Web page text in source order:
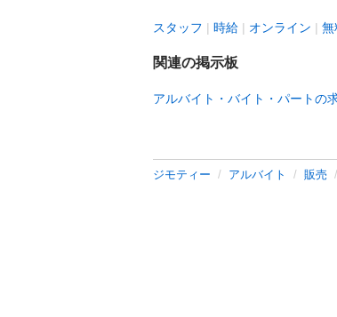
スタッフ 時給 オンライン 無
関連の掲示板
アルバイト・バイト・パートの
ジモティー アルバイト 販売